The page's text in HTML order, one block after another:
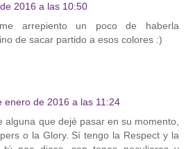
2016 a las 10:50
arrepiento un poco de haberla
de sacar partido a esos colores :)
enero de 2016 a las 11:24
alguna que dejé pasar en su momento,
o la Glory. Sí tengo la Respect y la